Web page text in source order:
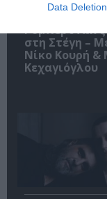
Data Deletion
O
Ρόμπερτ Άικ
στη Στέγη –
Νίκο Κουρή &
Κεχαγιόγλου